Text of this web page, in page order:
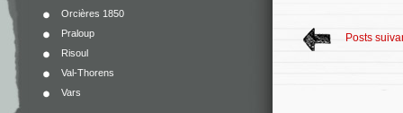
Orcières 1850
Praloup
Risoul
Val-Thorens
Vars
Posts